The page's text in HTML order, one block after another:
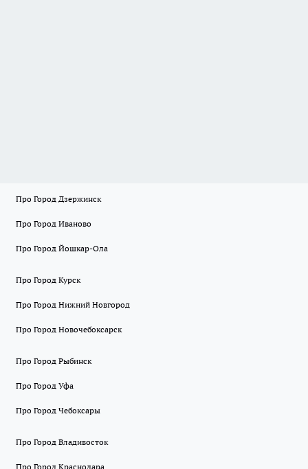
Про Город Дзержинск
Про Город Иваново
Про Город Йошкар-Ола
Про Город Курск
Про Город Нижний Новгород
Про Город Новочебоксарск
Про Город Рыбинск
Про Город Уфа
Про Город Чебоксары
Про Город Владивосток
Про Город Краснодара